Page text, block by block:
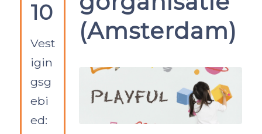
10
Vest
igin
gsg
ebi
ed:
(Amsterdam)